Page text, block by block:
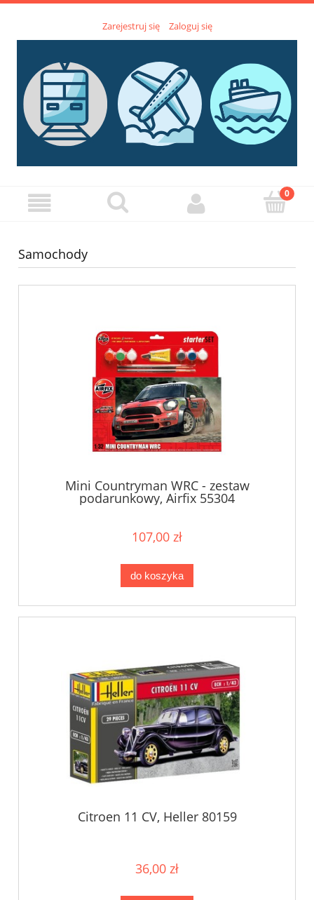
Zarejestruj się Zaloguj się
Samochody
Mini Countryman WRC - zestaw
podarunkowy, Airfix 55304
107,00 zł
do koszyka
Citroen 11 CV, Heller 80159
36,00 zł